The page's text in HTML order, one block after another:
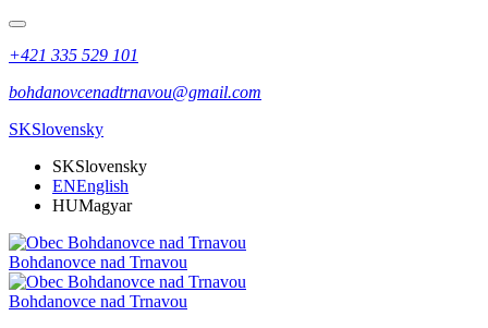
+421 335 529 101
bohdanovcenadtrnavou@gmail.com
SKSlovensky
SKSlovensky
ENEnglish
HUMagyar
Bohdanovce nad Trnavou
Bohdanovce nad Trnavou